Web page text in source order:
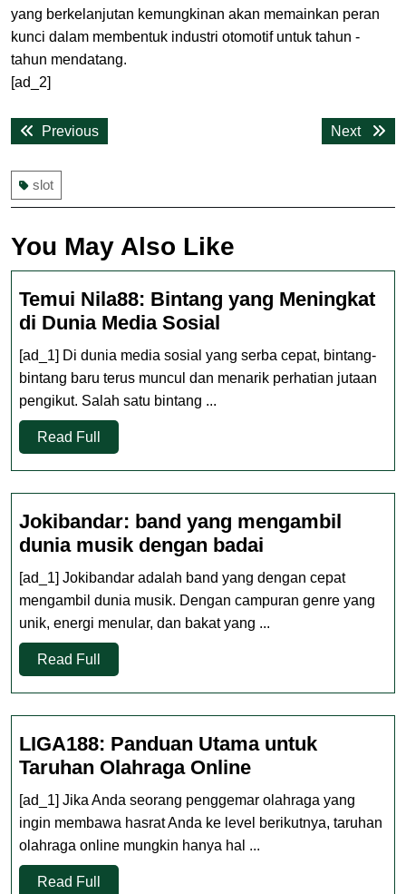
yang berkelanjutan kemungkinan akan memainkan peran
kunci dalam membentuk industri otomotif untuk tahun -
tahun mendatang.
[ad_2]
Post
navigation
PreviousPrevious
Next
Next
slot
You May Also Like
Temui Nila88: Bintang yang Meningkat
di Dunia Media Sosial
Nila88:
Bintang
Media
[ad_1] Di dunia media sosial yang serba cepat, bintang-
bintang baru terus muncul dan menarik perhatian jutaan
pengikut. Salah satu bintang ...
Read Full
Full
Jokibandar: band yang mengambil
dunia musik dengan badai
band
yang
mengambil
badai
[ad_1] Jokibandar adalah band yang dengan cepat
mengambil dunia musik. Dengan campuran genre yang
unik, energi menular, dan bakat yang ...
Read Full
Full
LIGA188: Panduan Utama untuk
Taruhan Olahraga OnlineLIGA188:
Panduan
Utama
[ad_1] Jika Anda seorang penggemar olahraga yang
ingin membawa hasrat Anda ke level berikutnya, taruhan
olahraga online mungkin hanya hal ...
Read Full